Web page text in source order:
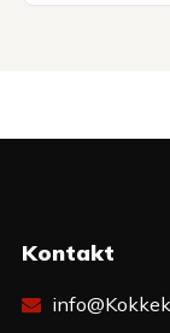
Kontakt